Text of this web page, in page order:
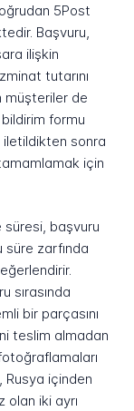
5Post
Başvuru,
ilişkin
tutarını
müşteriler de
formu
iletildikten sonra
için
başvuru
süre zarfında
sırasında
bir parçasını
teslim almadan
içinden
olan iki ayrı